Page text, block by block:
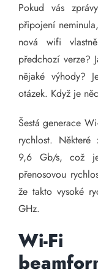
Pokud vás
připojení
nová wifi
předchozí verze?
nějaké výhody?
otázek. Když je
Šestá generace
rychlost. Některé
9,6 Gb/s, což
přenosovou
že takto vysoké
GHz.
Wi-